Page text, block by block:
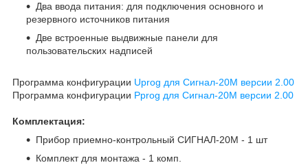
Два ввода питания: для подключения основного и
резервного источников питания
Две встроенные выдвижные панели для
пользовательских надписей
Программа конфигурации Uprog для Сигнал-20М версии 2.00
Программа конфигурации Pprog для Сигнал-20М версии 2.00
Комплектация:
Прибор приемно-контрольный СИГНАЛ-20М - 1 шт
Комплект для монтажа - 1 комп.